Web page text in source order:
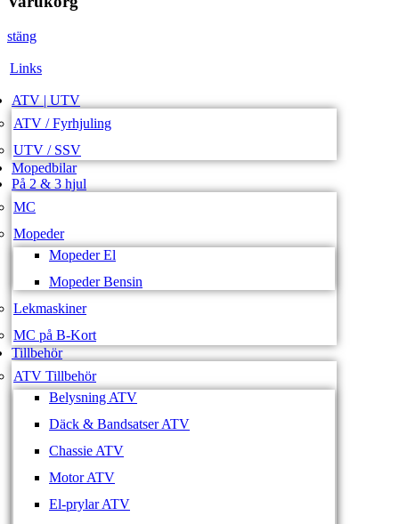
stäng
Links
ATV | UTV
ATV / Fyrhjuling
UTV / SSV
Mopedbilar
På 2 & 3 hjul
MC
Mopeder
Mopeder El
Mopeder Bensin
Lekmaskiner
MC på B-Kort
Tillbehör
ATV Tillbehör
Belysning ATV
Däck & Bandsatser ATV
Chassie ATV
Motor ATV
El-prylar ATV